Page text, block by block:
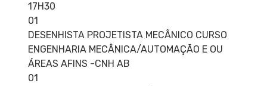
17H30
01
DESENHISTA PROJETISTA MECÂNICO CURSO
ENGENHARIA MECÂNICA/AUTOMAÇÃO E OU
ÁREAS AFINS -CNH AB
01